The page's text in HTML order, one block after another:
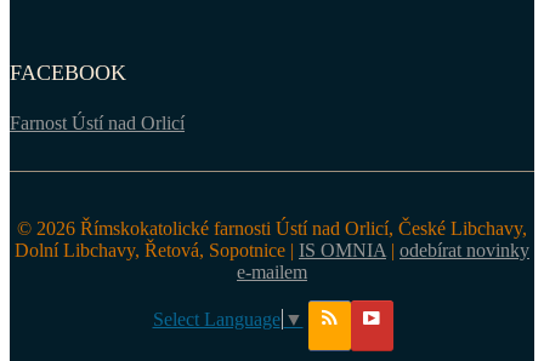
FACEBOOK
Farnost Ústí nad Orlicí
© 2026 Římskokatolické farnosti Ústí nad Orlicí, České Libchavy,
Dolní Libchavy, Řetová, Sopotnice | IS OMNIA | odebírat novinky
e-mailem
Select Language ▼